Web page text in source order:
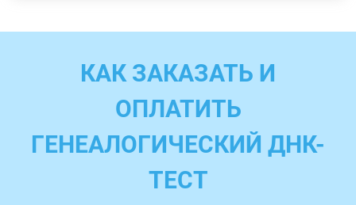
КАК ЗАКАЗАТЬ И
ОПЛАТИТЬ
ГЕНЕАЛОГИЧЕСКИЙ ДНК-
ТЕСТ